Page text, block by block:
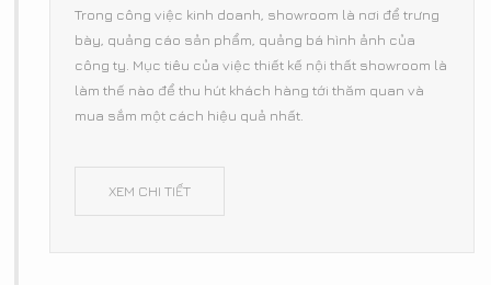
Trong công việc kinh doanh, showroom là nơi để trưng
bày, quảng cáo sản phẩm, quảng bá hình ảnh của
công ty. Mục tiêu của việc thiết kế nội thất showroom là
làm thế nào để thu hút khách hàng tới thăm quan và
mua sắm một cách hiệu quả nhất.
XEM CHI TIẾT